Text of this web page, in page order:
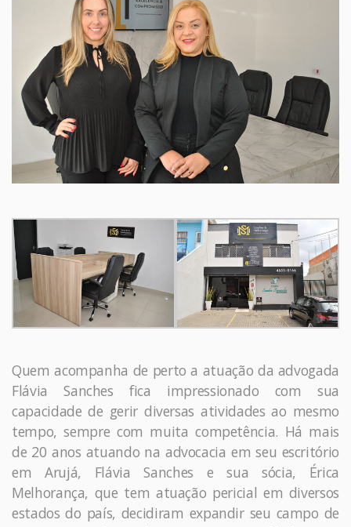
Quem acompanha de perto a atuação da advogada
Flávia Sanches fica impressionado com sua
capacidade de gerir diversas atividades ao mesmo
tempo, sempre com muita competência. Há mais
de 20 anos atuando na advocacia em seu escritório
em Arujá, Flávia Sanches e sua sócia, Érica
Melhorança, que tem atuação pericial em diversos
estados do país, decidiram expandir seu campo de